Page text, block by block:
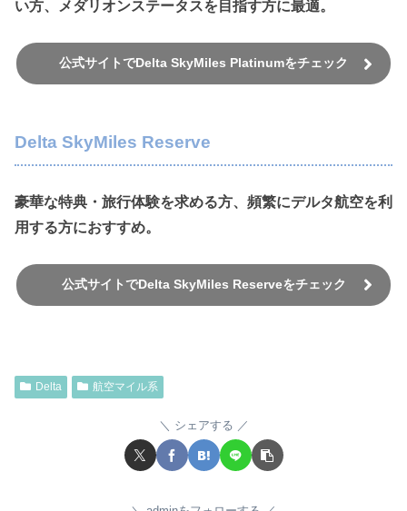
い方、メダリオンステータスを目指す方に最適。
公式サイトでDelta SkyMiles Platinumをチェック
Delta SkyMiles Reserve
豪華な特典・旅行体験を求める方、頻繁にデルタ航空を利
用する方におすすめ。
公式サイトでDelta SkyMiles Reserveをチェック
Delta 航空マイル系
シェアする